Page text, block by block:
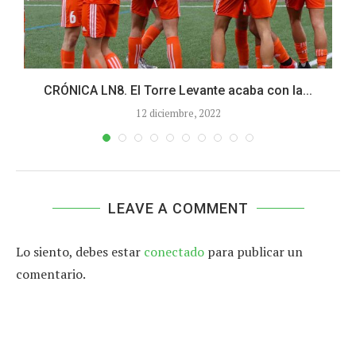
CRÓNICA LN8. El Torre Levante acaba con la...
12 diciembre, 2022
LEAVE A COMMENT
Lo siento, debes estar conectado para publicar un
comentario.